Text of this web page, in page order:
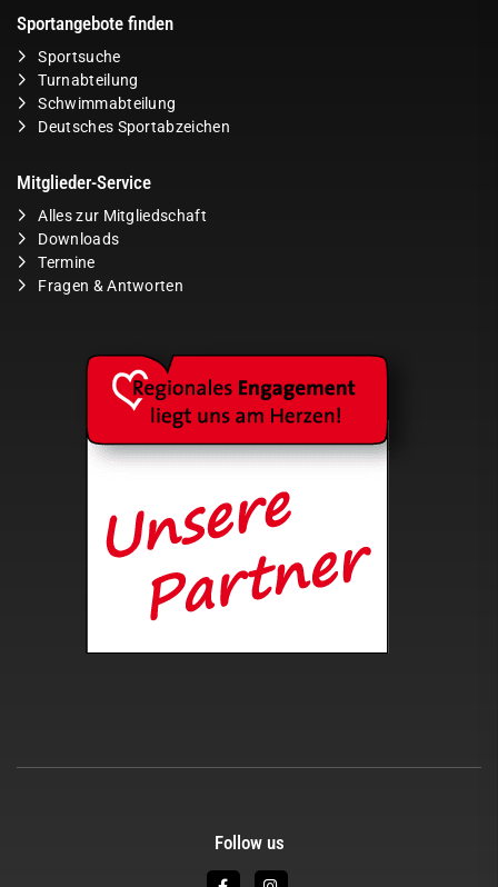
Sportangebote finden
Sportsuche
Turnabteilung
Schwimmabteilung
Deutsches Sportabzeichen
Mitglieder-Service
Alles zur Mitgliedschaft
Downloads
Termine
Fragen & Antworten
Follow us